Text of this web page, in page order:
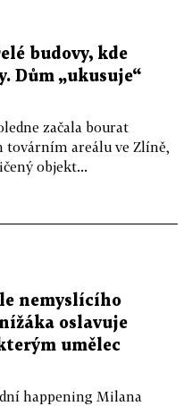
budovy, kde
Dům „ukusuje“
začala bourat
továrním areálu ve Zlíně,
objekt...
nemyslícího
oslavuje
umělec
happening Milana